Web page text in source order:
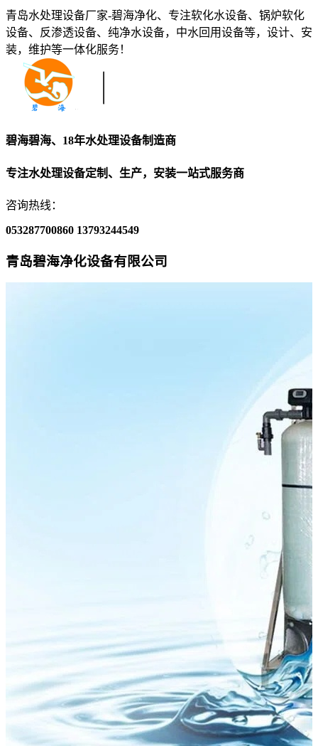
青岛水处理设备厂家-碧海净化、专注软化水设备、锅炉软化
设备、反渗透设备、纯净水设备，中水回用设备等，设计、安
装，维护等一体化服务！
碧海碧海、18年水处理设备制造商
专注水处理设备定制、生产，安装一站式服务商
咨询热线：
053287700860 13793244549
青岛碧海净化设备有限公司